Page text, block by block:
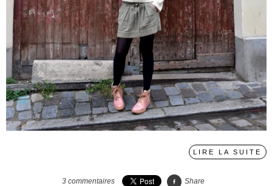
LIRE LA SUITE
3 commentaires Share